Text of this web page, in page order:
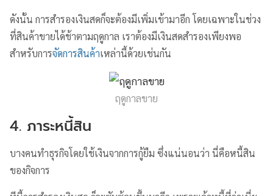
ดังนั้น การสำรองเงินสดก็จะต้องมีเพิ่มเข้ามาอีก โดยเฉพาะในช่วง
ที่สินค้าขายได้ช้าตามฤดูกาล เราต้องมีเงินสดสำรองเพียงพอ
สำหรับการจัดการสินค้าเหล่านี้ด้วยเช่นกัน
ฤดูกาลขาย
4. ภาระหนี้สิน
บางคนทำธุรกิจโดยใช้เงินจากการกู้ยืม ซึ่งแน่นอนว่า นี่คือหนี้สิน
ของกิจการ